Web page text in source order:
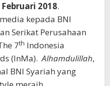
2018.
kepada BNI
Serikat Perusahaan
7th Indonesia
(InMa).Alhamdulillah,
BNI Syariah yang